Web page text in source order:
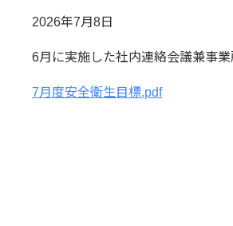
2026年7月8日
6月に実施した社内連絡会議兼事
7月度安全衛生目標.pdf